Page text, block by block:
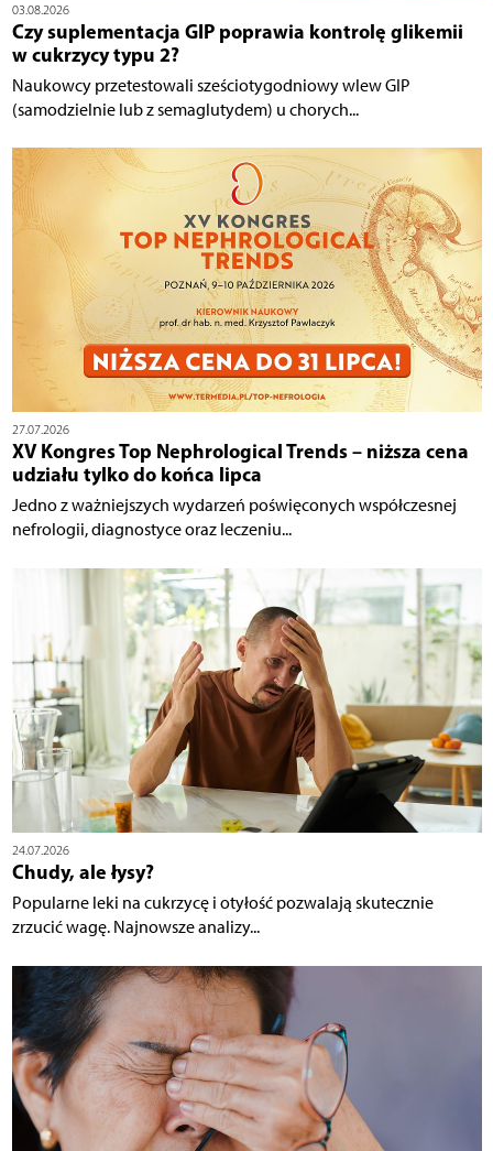
03.08.2026
Czy suplementacja GIP poprawia kontrolę glikemii
w cukrzycy typu 2?
Naukowcy przetestowali sześciotygodniowy wlew GIP
(samodzielnie lub z semaglutydem) u chorych...
27.07.2026
XV Kongres Top Nephrological Trends – niższa cena
udziału tylko do końca lipca
Jedno z ważniejszych wydarzeń poświęconych współczesnej
nefrologii, diagnostyce oraz leczeniu...
24.07.2026
Chudy, ale łysy?
Popularne leki na cukrzycę i otyłość pozwalają skutecznie
zrzucić wagę. Najnowsze analizy...